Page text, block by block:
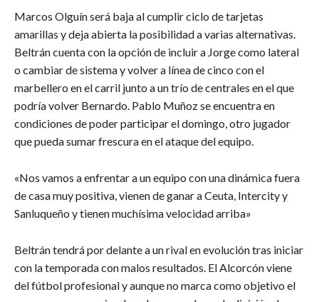
Marcos Olguín será baja al cumplir ciclo de tarjetas
amarillas y deja abierta la posibilidad a varias alternativas.
Beltrán cuenta con la opción de incluir a Jorge como lateral
o cambiar de sistema y volver a línea de cinco con el
marbellero en el carril junto a un trío de centrales en el que
podría volver Bernardo. Pablo Muñoz se encuentra en
condiciones de poder participar el domingo, otro jugador
que pueda sumar frescura en el ataque del equipo.
«Nos vamos a enfrentar a un equipo con una dinámica fuera
de casa muy positiva, vienen de ganar a Ceuta, Intercity y
Sanluqueño y tienen muchísima velocidad arriba»
Beltrán tendrá por delante a un rival en evolución tras iniciar
con la temporada con malos resultados. El Alcorcón viene
del fútbol profesional y aunque no marca como objetivo el